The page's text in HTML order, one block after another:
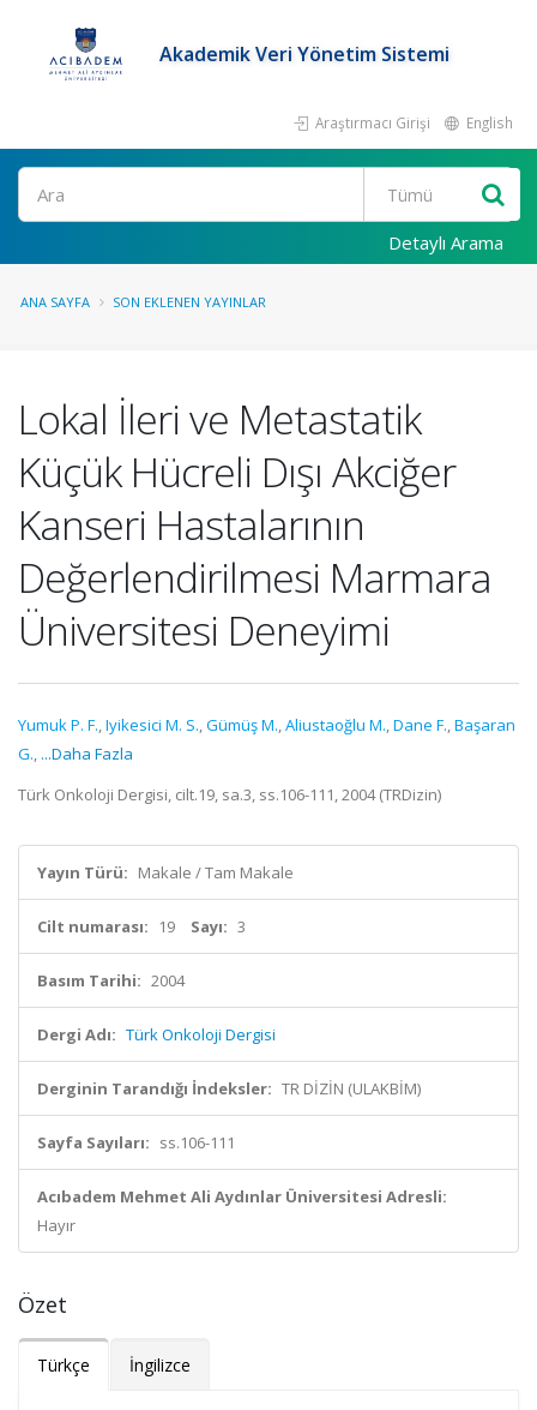
Akademik Veri Yönetim Sistemi
Araştırmacı Girişi English
Ara
Detaylı Arama
ANA SAYFA SON EKLENEN YAYINLAR
Lokal İleri ve Metastatik
Küçük Hücreli Dışı Akciğer
Kanseri Hastalarının
Değerlendirilmesi Marmara
Üniversitesi Deneyimi
Yumuk P. F.,Iyikesici M. S.,Gümüş M.,Aliustaoğlu M.,Dane F.,Başaran
G., ...Daha Fazla
Türk Onkoloji Dergisi, cilt.19, sa.3, ss.106-111, 2004 (TRDizin)
Yayın Türü: Makale / Tam Makale
Cilt numarası: 19 Sayı: 3
Basım Tarihi: 2004
Dergi Adı: Türk Onkoloji Dergisi
Derginin Tarandığı İndeksler: TR DİZİN (ULAKBİM)
Sayfa Sayıları: ss.106-111
Acıbadem Mehmet Ali Aydınlar Üniversitesi Adresli:
Hayır
Özet
Türkçe İngilizce